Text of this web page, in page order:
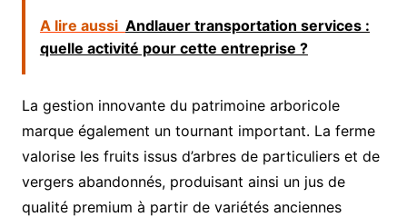
A lire aussi Andlauer transportation services :
quelle activité pour cette entreprise ?
La gestion innovante du patrimoine arboricole
marque également un tournant important. La ferme
valorise les fruits issus d’arbres de particuliers et de
vergers abandonnés, produisant ainsi un jus de
qualité premium à partir de variétés anciennes